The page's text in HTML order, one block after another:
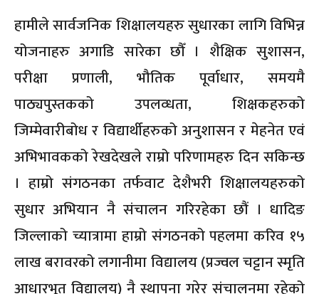
हामीले सार्वजनिक शिक्षालयहरु सुधारका लागि विभिन्न
योजनाहरु अगाडि सारेका छौँ । शैक्षिक सुशासन,
परीक्षा प्रणाली, भौतिक पूर्वाधार, समयमै
पाठ्यपुस्तकको उपलव्धता, शिक्षकहरुको
जिम्मेवारीबोध र विद्यार्थीहरुको अनुशासन र मेहनेत एवं
अभिभावकको रेखदेखले राम्रो परिणामहरु दिन सकिन्छ
। हाम्रो संगठनका तर्फवाट देशैभरी शिक्षालयहरुको
सुधार अभियान नै संचालन गरिरहेका छौं । धादिङ
जिल्लाको च्यात्रामा हाम्रो संगठनको पहलमा करिव १५
लाख बरावरको लगानीमा विद्यालय (प्रज्वल चट्टान स्मृति
आधारभूत विद्यालय) नै स्थापना गरेर संचालनमा रहेको